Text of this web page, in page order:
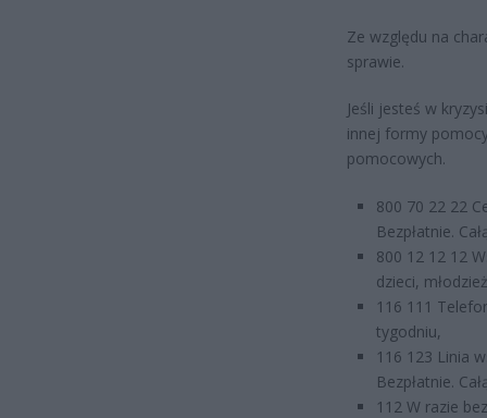
Ze względu na
sprawie.
Jeśli jesteś w
innej formy
pomocowych.
800 70 22 22
Bezpłatnie.
800 12 12 12
dzieci,
116 111
tygodniu,
116 123 Linia
Bezpłatnie.
112 W razie